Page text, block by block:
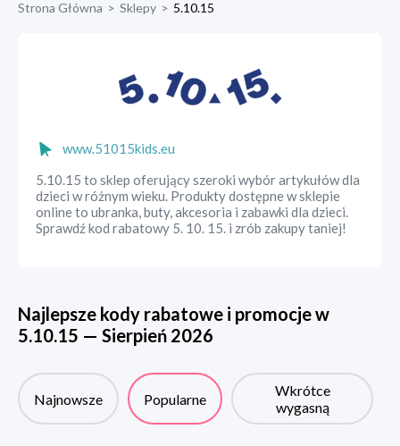
Strona Główna > Sklepy > 5.10.15
www.51015kids.eu
5.10.15 to sklep oferujący szeroki wybór artykułów dla
dzieci w różnym wieku. Produkty dostępne w sklepie
online to ubranka, buty, akcesoria i zabawki dla dzieci.
Sprawdź kod rabatowy 5. 10. 15. i zrób zakupy taniej!
Najlepsze kody rabatowe i promocje w
5.10.15 — Sierpień 2026
Najnowsze Popularne
Wkrótce
wygasną